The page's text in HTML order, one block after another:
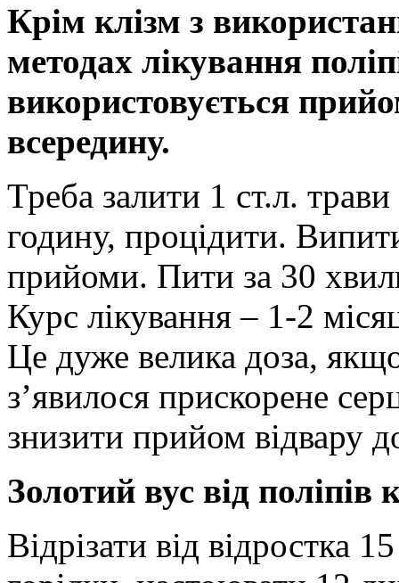
Крім клізм з
методах лікування
використовується
всередину.
Треба залити 1 ст.л.
годину, процідити.
прийоми. Пити за 30
Курс лікування – 1-2
Це дуже велика доза,
з’явилося прискорене
знизити прийом відвару
Золотий вус від
Відрізати від відростка